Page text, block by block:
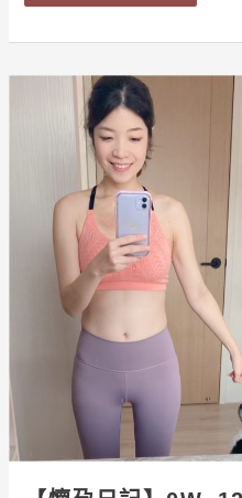
漫
孕
寫
真/
次
超
音
波
【懷
孕
記】
0W~12W
可
的
孕
吐
地
一
個